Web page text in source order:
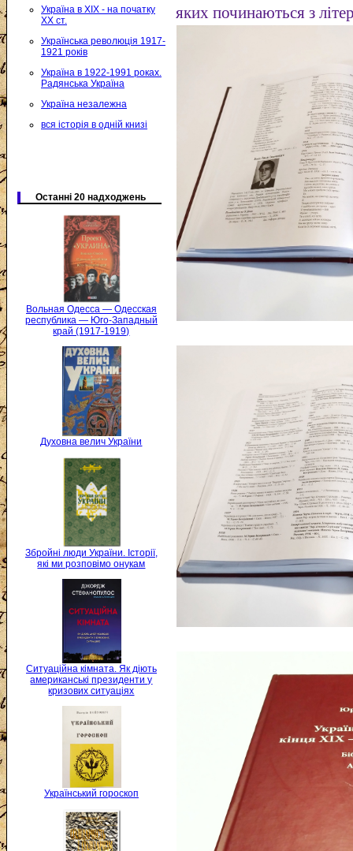
Україна в XIX - на початку
XX ст.
Українська революція 1917-
1921 років
Україна в 1922-1991 роках.
Радянська Україна
Україна незалежна
вся історія в одній книзі
Останні 20 надходжень
Вольная Одесса — Одесская
республика — Юго-Западный
край (1917-1919)
Духовна велич України
Збройні люди України. Історії,
які ми розповімо онукам
Ситуаційна кімната. Як діють
американські президенти у
кризових ситуаціях
Український гороскоп
яких починаються з